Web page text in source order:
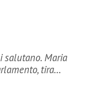
salutano. Maria
tira…